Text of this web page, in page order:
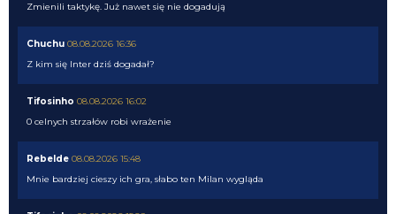
Zmienili taktykę. Już nawet się nie dogadują
Chuchu 08.08.2026 16:36
Z kim się Inter dziś dogadał?
Tifosinho 08.08.2026 16:02
0 celnych strzałów robi wrażenie
Rebelde 08.08.2026 15:48
Mnie bardziej cieszy ich gra, słabo ten Milan wygląda